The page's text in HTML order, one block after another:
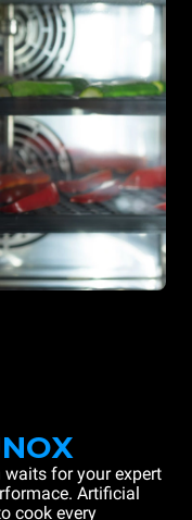
waits for your expert
Artificial
cook every